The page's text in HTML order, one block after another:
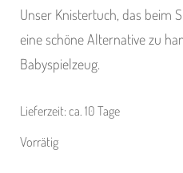
Unser Knistertuch, das beim
eine schöne Alternative zu
Babyspielzeug.
Lieferzeit:ca. 10 Tage
Vorrätig